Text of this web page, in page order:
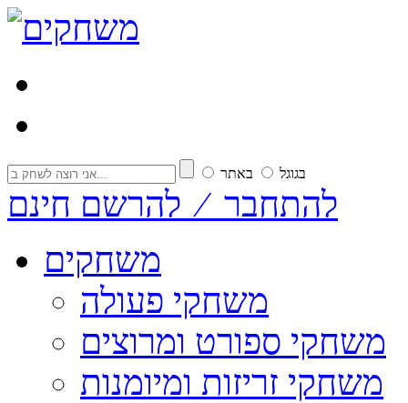
בגוגל באתר
להתחבר ⁄ להרשם חינם
משחקים
משחקי פעולה
משחקי ספורט ומרוצים
משחקי זריזות ומיומנות